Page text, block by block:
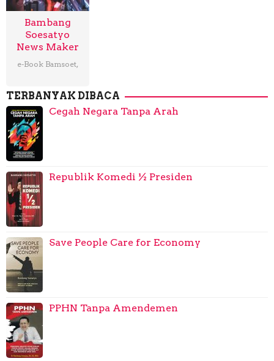
Bambang
Soesatyo
News Maker
e-Book Bamsoet,
TERBANYAK DIBACA
Cegah Negara Tanpa Arah
Republik Komedi ½ Presiden
Save People Care for Economy
PPHN Tanpa Amendemen